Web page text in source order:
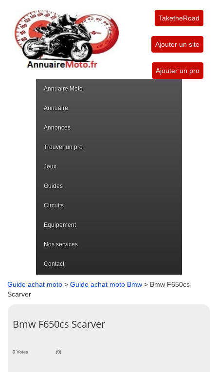
TaketheRoad
Ajouter un site
Ajouter un pro
Annuaire Moto
Annuaire
Annonces
Trouver un pro
Jeux
Guides
Circuits
Equipement
Nos services
Contact
Guide achat moto > Guide achat moto Bmw > Bmw F650cs
Scarver
Bmw F650cs Scarver
0 Votes (0)